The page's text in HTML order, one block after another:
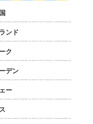
ンド
ク
デン
ー